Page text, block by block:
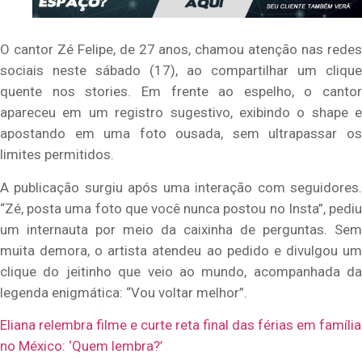
O cantor Zé Felipe, de 27 anos, chamou atenção nas redes
sociais neste sábado (17), ao compartilhar um clique
quente nos stories. Em frente ao espelho, o cantor
apareceu em um registro sugestivo, exibindo o shape e
apostando em uma foto ousada, sem ultrapassar os
limites permitidos.
A publicação surgiu após uma interação com seguidores.
“Zé, posta uma foto que você nunca postou no Insta”, pediu
um internauta por meio da caixinha de perguntas. Sem
muita demora, o artista atendeu ao pedido e divulgou um
clique do jeitinho que veio ao mundo, acompanhada da
legenda enigmática: “Vou voltar melhor”.
Eliana relembra filme e curte reta final das férias em família
no México: ‘Quem lembra?’